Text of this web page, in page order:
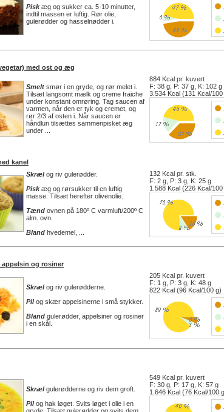
Pisk æg og sukker ca. 5-10 minutter,
indtil massen er luftig. Rør olie,
gulerødder og hasselnødder i.
med ost og æg
Smelt smør i en gryde, og rør melet i.
Tilsæt langsomt mælk og creme fraiche
under konstant omrøring. Tag saucen af
varmen, når den er tyk og cremet, og
rør 2/3 af osten i. Når saucen er
håndlun tilsættes sammenpisket æg
under ...
884 Kcal pr. kuvert
F: 38 g, P: 37 g, K: 102 g
3.534 Kcal (131 Kcal/100
kanel
Skrælog riv gulerødder.
Piskæg og rørsukker til en luftig
masse. Tilsæt herefter olivenolie.
Tænd ovnen på 180º C varmluft/200º C
alm. ovn.
Bland hvedemel, ...
132 Kcal pr. stk.
F: 2 g, P: 3 g, K: 25 g
1.588 Kcal (226 Kcal/100
og rosiner
Skrælog riv gulerødderne.
Pilog skær appelsinerne i små stykker.
Bland gulerødder, appelsiner og rosiner
i en skål.
205 Kcal pr. kuvert
F: 1 g, P: 3 g, K: 48 g
822 Kcal (96 Kcal/100 g)
Skrælgulerødderne og riv dem groft.
Pilog hak løget. Svits løget i olie i en
549 Kcal pr. kuvert
F: 30 g, P: 17 g, K: 57 g
1.646 Kcal (76 Kcal/100